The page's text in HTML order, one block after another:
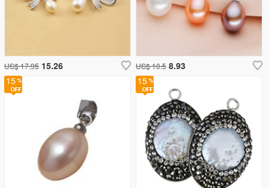
15
US$ 10.5 8.93
15
US$ 17.95 15.26